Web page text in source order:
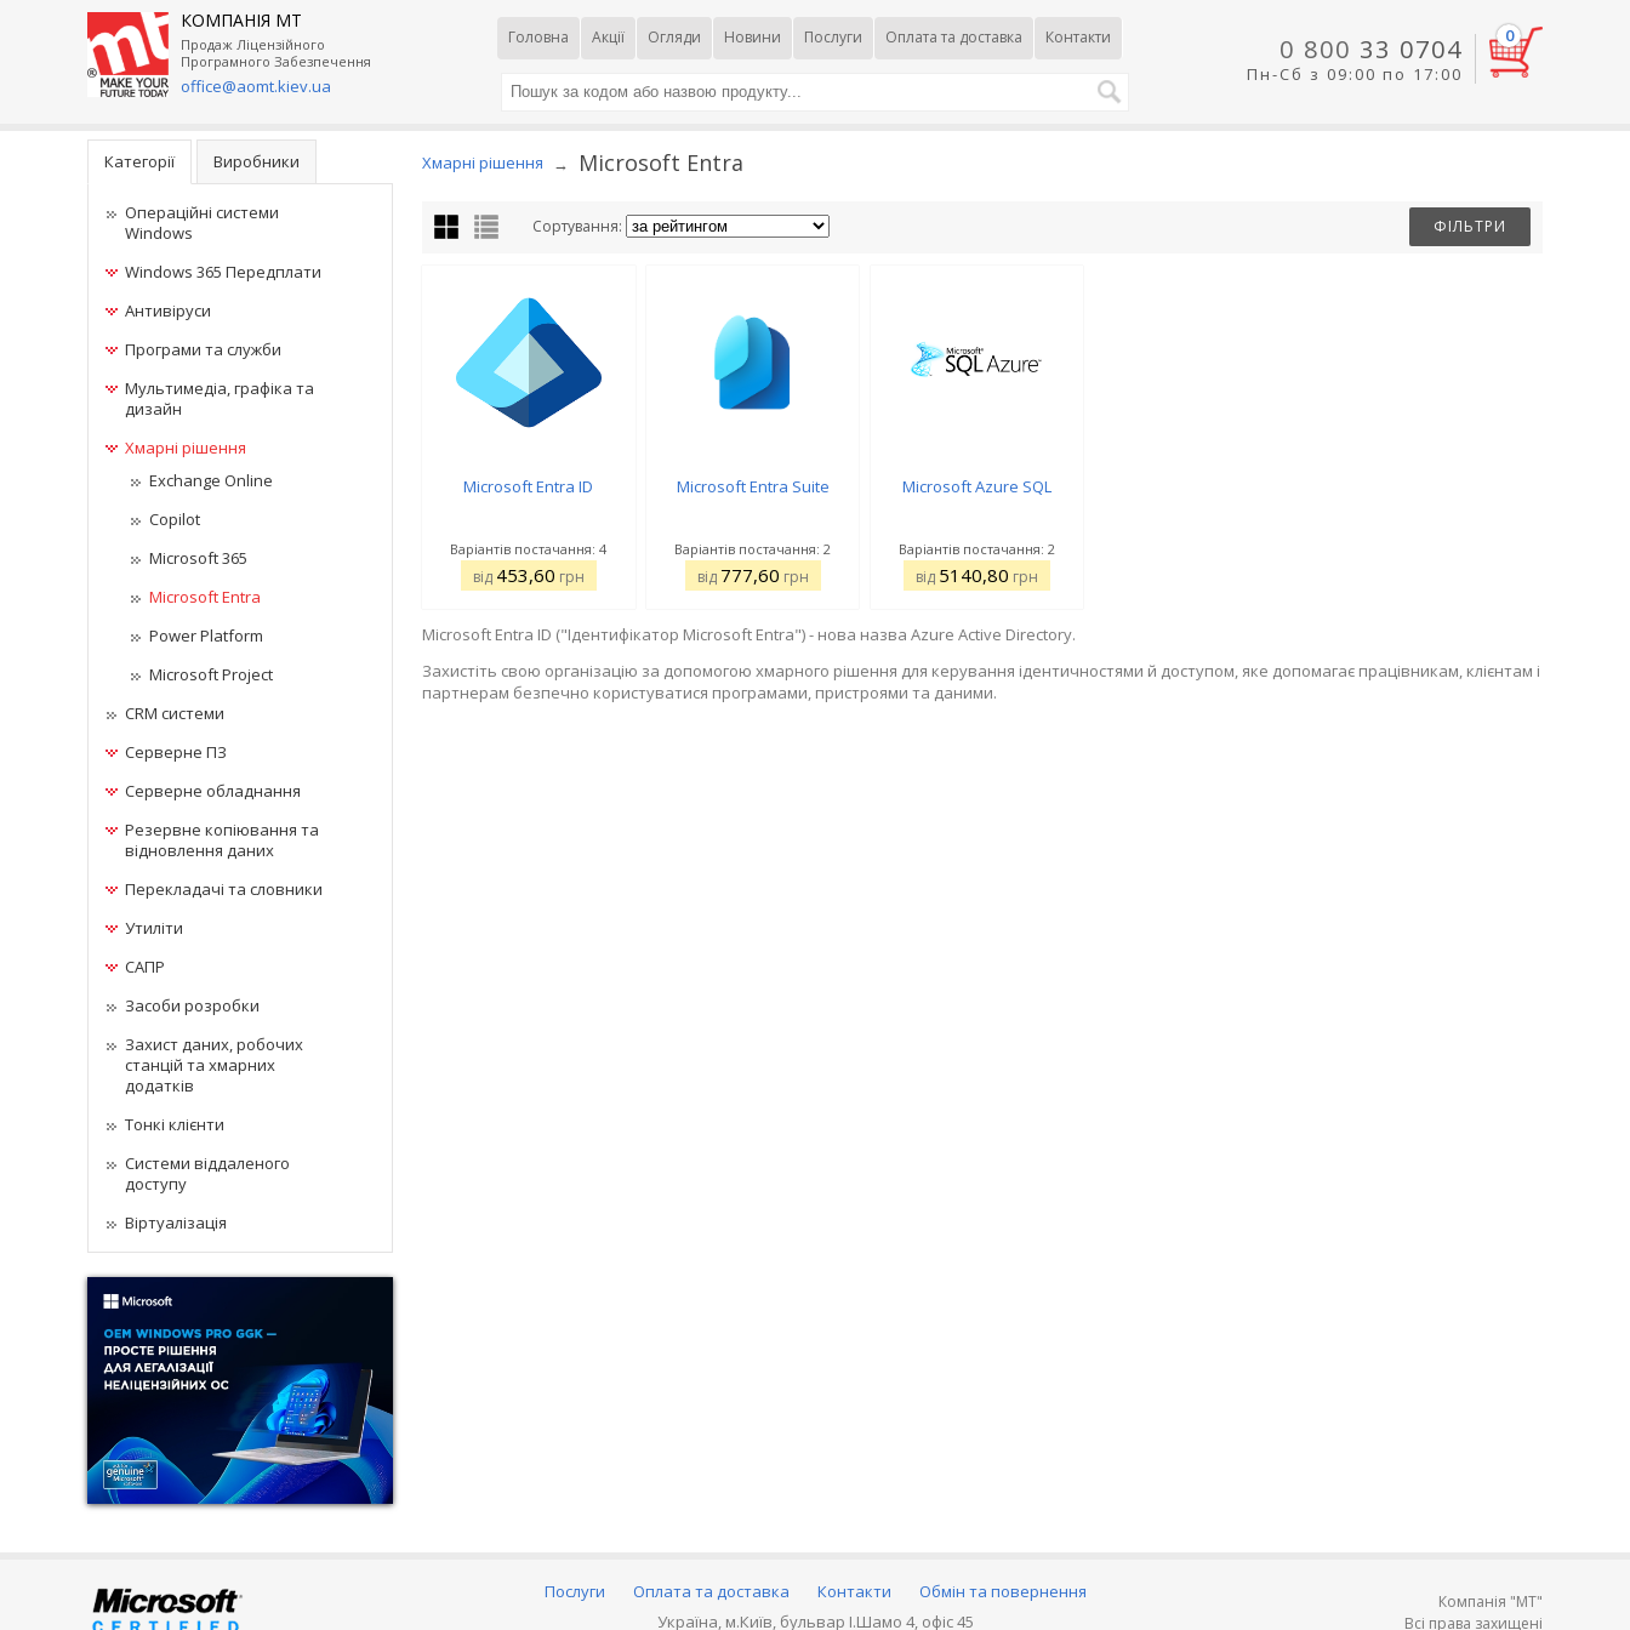
КОМПАНІЯ МТ
Продаж Ліцензійного
Програмного Забезпечення
office@aomt.kiev.ua
Головна Акції Огляди Новини Послуги Оплата та доставка Контакти 0
0 800 33 0704
Пн-Сб з 09:00 по 17:00
Категорії Виробники
Операційні системи
Windows
Windows 365 Передплати
Антивіруси
Програми та служби
Мультимедіа, графіка та
дизайн
Хмарні рішення
Exchange Online
Copilot
Microsoft 365
Microsoft Entra
Power Platform
Microsoft Project
CRM системи
Серверне ПЗ
Серверне обладнання
Резервне копіювання та
відновлення даних
Перекладачі та словники
Утиліти
САПР
Засоби розробки
Захист даних, робочих
станцій та хмарних
додатків
Тонкі клієнти
Системи віддаленого
доступу
Віртуалізація
Хмарні рішення → Microsoft Entra
Сортування: ФІЛЬТРИ
Microsoft Entra ID
Варіантів постачання: 4
від 453,60 грн
Microsoft Entra Suite
Варіантів постачання: 2
від 777,60 грн
Microsoft Azure SQL
Варіантів постачання: 2
від 5140,80 грн
Microsoft Entra ID ("Ідентифікатор Microsoft Entra") - нова назва Azure Active Directory.
Захистіть свою організацію за допомогою хмарного рішення для керування ідентичностями й доступом, яке допомагає працівникам, клієнтам і
партнерам безпечно користуватися програмами, пристроями та даними.
Послуги Оплата та доставка Контакти
Обмін та повернення
Україна, м.Київ, бульвар І.Шамо 4, офіс 45
Компанія "МТ"
Всі права захищені